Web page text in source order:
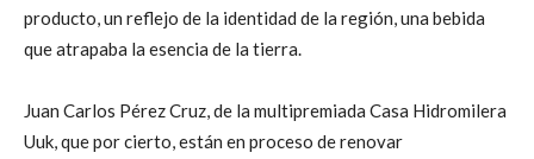
producto, un reflejo de la identidad de la región, una bebida
que atrapaba la esencia de la tierra.
Juan Carlos Pérez Cruz, de la multipremiada Casa Hidromilera
Uuk, que por cierto, están en proceso de renovar